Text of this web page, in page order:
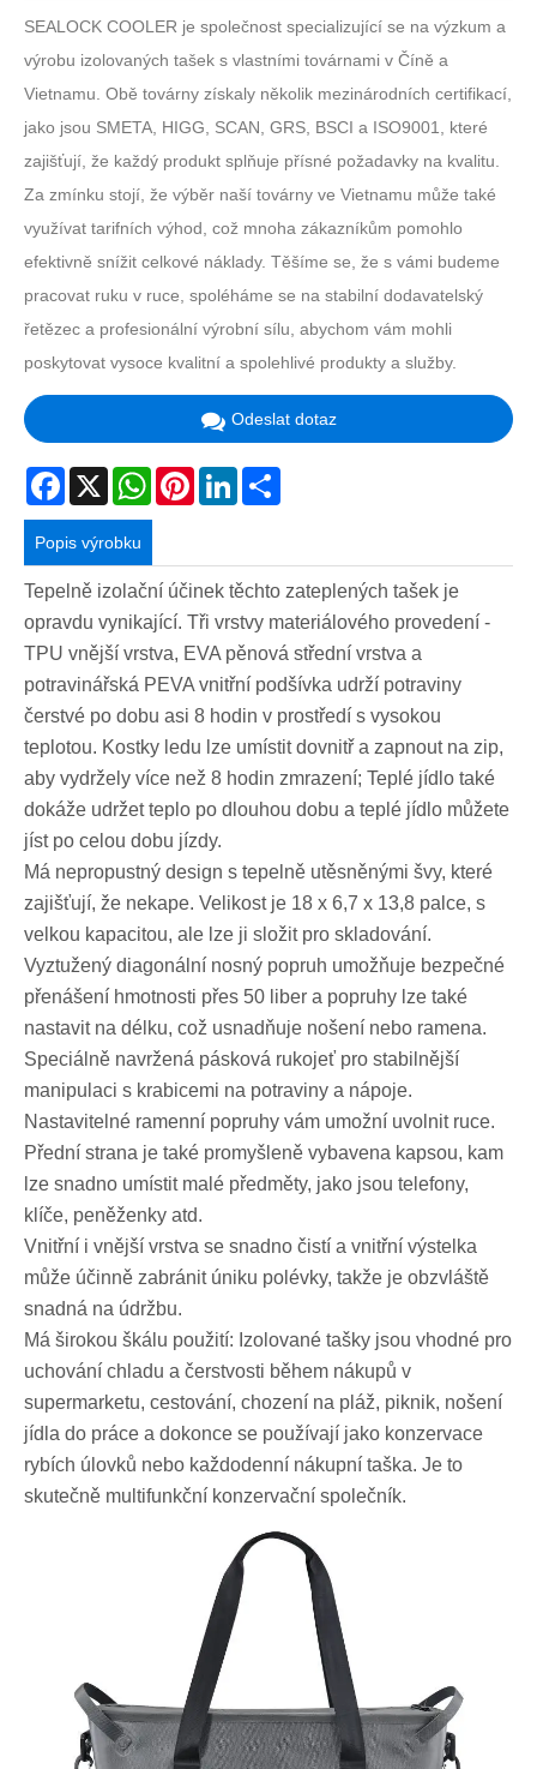
SEALOCK COOLER je společnost specializující se na výzkum a
výrobu izolovaných tašek s vlastními továrnami v Číně a
Vietnamu. Obě továrny získaly několik mezinárodních certifikací,
jako jsou SMETA, HIGG, SCAN, GRS, BSCI a ISO9001, které
zajišťují, že každý produkt splňuje přísné požadavky na kvalitu.
Za zmínku stojí, že výběr naší továrny ve Vietnamu může také
využívat tarifních výhod, což mnoha zákazníkům pomohlo
efektivně snížit celkové náklady. Těšíme se, že s vámi budeme
pracovat ruku v ruce, spoléháme se na stabilní dodavatelský
řetězec a profesionální výrobní sílu, abychom vám mohli
poskytovat vysoce kvalitní a spolehlivé produkty a služby.
Odeslat dotaz
Facebook
X WhatsAppPinterestLinkedIn
Popis výrobku
Tepelně izolační účinek těchto zateplených tašek je
opravdu vynikající. Tři vrstvy materiálového provedení -
TPU vnější vrstva, EVA pěnová střední vrstva a
potravinářská PEVA vnitřní podšívka udrží potraviny
čerstvé po dobu asi 8 hodin v prostředí s vysokou
teplotou. Kostky ledu lze umístit dovnitř a zapnout na zip,
aby vydržely více než 8 hodin zmrazení; Teplé jídlo také
dokáže udržet teplo po dlouhou dobu a teplé jídlo můžete
jíst po celou dobu jízdy.
Má nepropustný design s tepelně utěsněnými švy, které
zajišťují, že nekape. Velikost je 18 x 6,7 x 13,8 palce, s
velkou kapacitou, ale lze ji složit pro skladování.
Vyztužený diagonální nosný popruh umožňuje bezpečné
přenášení hmotnosti přes 50 liber a popruhy lze také
nastavit na délku, což usnadňuje nošení nebo ramena.
Speciálně navržená pásková rukojeť pro stabilnější
manipulaci s krabicemi na potraviny a nápoje.
Nastavitelné ramenní popruhy vám umožní uvolnit ruce.
Přední strana je také promyšleně vybavena kapsou, kam
lze snadno umístit malé předměty, jako jsou telefony,
klíče, peněženky atd.
Vnitřní i vnější vrstva se snadno čistí a vnitřní výstelka
může účinně zabránit úniku polévky, takže je obzvláště
snadná na údržbu.
Má širokou škálu použití: Izolované tašky jsou vhodné pro
uchování chladu a čerstvosti během nákupů v
supermarketu, cestování, chození na pláž, piknik, nošení
jídla do práce a dokonce se používají jako konzervace
rybích úlovků nebo každodenní nákupní taška. Je to
skutečně multifunkční konzervační společník.